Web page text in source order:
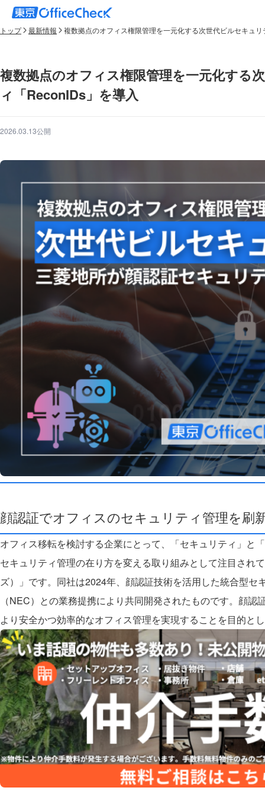
トップ 最新情報 複数拠点のオフィス権限管理を一元化する次世代ビルセキュ
複数拠点のオフィス権限管理を一元化する
ィ「ReconIDs」を導入
2026.03.13公開
顔認証でオフィスのセキュリティ管理を刷
オフィス移転を検討する企業にとって、「セキュリティ」と
セキュリティ管理の在り方を変える取り組みとして注目され
ズ）」です。 同社は2024年、顔認証技術を活用した統合型
（NEC）との業務提携により共同開発されたものです。顔
より安全かつ効率的なオフィス管理を実現することを目的と